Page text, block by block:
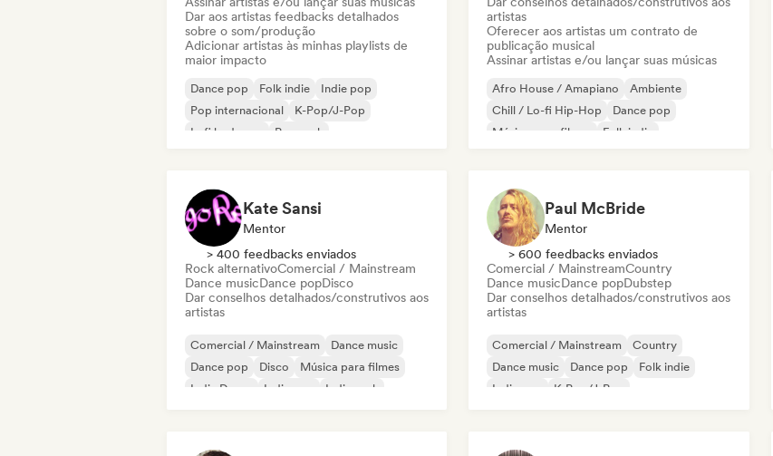
Dar aos artistas feedbacks detalhados
sobre o som/produção
Adicionar artistas às minhas playlists de
maior impacto
Dance pop Folk indie
Indie pop
Pop internacional
K-Pop/J-Pop
Lofi bedroom
Pop rock
artistas
Oferecer aos artistas um contrato de
publicação musical
Assinar artistas e/ou lançar suas músicas
Afro House / Amapiano
Ambiente
Chill / Lo-fi Hip-Hop
Dance pop
Música para filmes
Folk indie
Kate Sansi
Mentor
> 400 feedbacks enviados
Rock alternativoComercial / Mainstream
Dance musicDance popDisco
Dar conselhos detalhados/construtivos aos
artistas
Comercial / Mainstream
Dance music
Dance pop
Disco
Música para filmes
Indie Dance
Indie pop Indie rock
Paul McBride
Mentor
> 600 feedbacks enviados
Comercial / MainstreamCountry
Dance musicDance popDubstep
Dar conselhos detalhados/construtivos aos
artistas
Comercial / Mainstream
Country
Dance music
Dance pop
Folk indie
Indie pop
K-Pop/J-Pop